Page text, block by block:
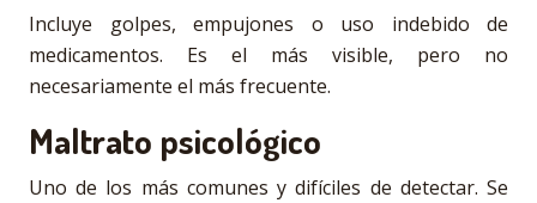
Incluye golpes, empujones o uso indebido de
medicamentos. Es el más visible, pero no
necesariamente el más frecuente.
Maltrato psicológico
Uno de los más comunes y difíciles de detectar. Se